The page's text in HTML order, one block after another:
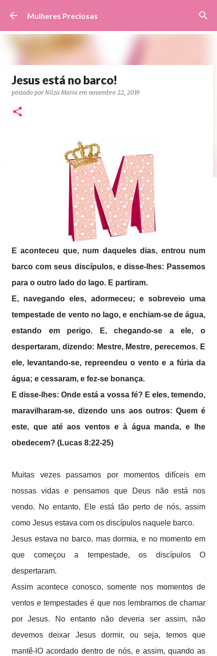
Pular para o conteúdo principal
Mulheres Preciosas
Jesus está no barco!
postado por Nilza Maria em novembro 22, 2019
E aconteceu que, num daqueles dias, entrou num
barco com seus discípulos, e disse-lhes: Passemos
para o outro lado do lago. E partiram.
E, navegando eles, adormeceu; e sobreveio uma
tempestade de vento no lago, e enchiam-se de água,
estando em perigo. E, chegando-se a ele, o
despertaram, dizendo: Mestre, Mestre, perecemos. E
ele, levantando-se, repreendeu o vento e a fúria da
água; e cessaram, e fez-se bonança.
E disse-lhes: Onde está a vossa fé? E eles, temendo,
maravilharam-se, dizendo uns aos outros: Quem é
este, que até aos ventos e à água manda, e lhe
obedecem? (Lucas 8:22-25)
Muitas vezes passamos por momentos difíceis em
nossas vidas e pensamos que Deus não está nos
vendo. No entanto, Ele está tão perto de nós, assim
como Jesus estava com os discípulos naquele barco.
Jesus estava no barco, mas dormia, e no momento em
que começou a tempestade, os discípulos O
despertaram.
Assim acontece conosco, somente nos momentos de
ventos e tempestades é que nos lembramos de chamar
por Jesus. No entanto não deveria ser assim, não
devemos deixar Jesus dormir, ou seja, temos que
mantê-lO acordado dentro de nós, e assim, quando as